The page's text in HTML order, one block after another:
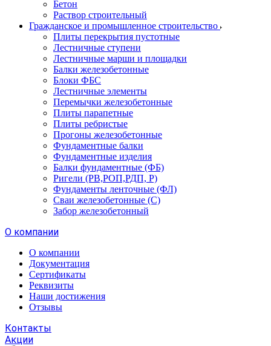
Бетон
Раствор строительный
Гражданское и промышленное строительство
Плиты перекрытия пустотные
Лестничные ступени
Лестничные марши и площадки
Балки железобетонные
Блоки ФБС
Лестничные элементы
Перемычки железобетонные
Плиты парапетные
Плиты ребристые
Прогоны железобетонные
Фундаментные балки
Фундаментные изделия
Балки фундаментные (ФБ)
Ригели (РВ,РОП,РДП, Р)
Фундаменты ленточные (ФЛ)
Сваи железобетонные (С)
Забор железобетонный
О компании
О компании
Документация
Сертификаты
Реквизиты
Наши достижения
Отзывы
Контакты
Акции